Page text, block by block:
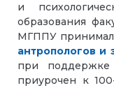
и
образования
МГППУ
антропологов и
при поддержке
приурочен к